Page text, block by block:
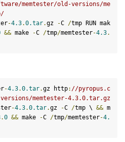
memtester/old-versions/me
-4.3.0.tar.gz -C /tmp
RUN mak
&& make -C /tmp/memtester-4.3.
-4.3.0.tar.gz http: //pyropus.c
memtester-4.3.0.tar.gz
-4.3.0.tar.gz -C /tmp \ && m
.0 && make -C /tmp/memtester-4.